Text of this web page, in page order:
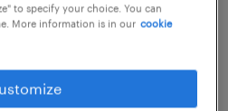
to specify your choice. You can
More information is in our cookie